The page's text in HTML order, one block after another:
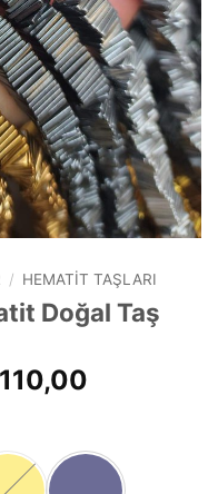
/ HEMATIT TAŞLARI
Doğal Taş
110,00Fiyat
-
₺110,00